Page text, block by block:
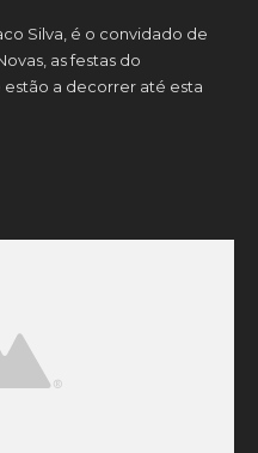
Silva, é o convidado de
as festas do
a decorrer até esta